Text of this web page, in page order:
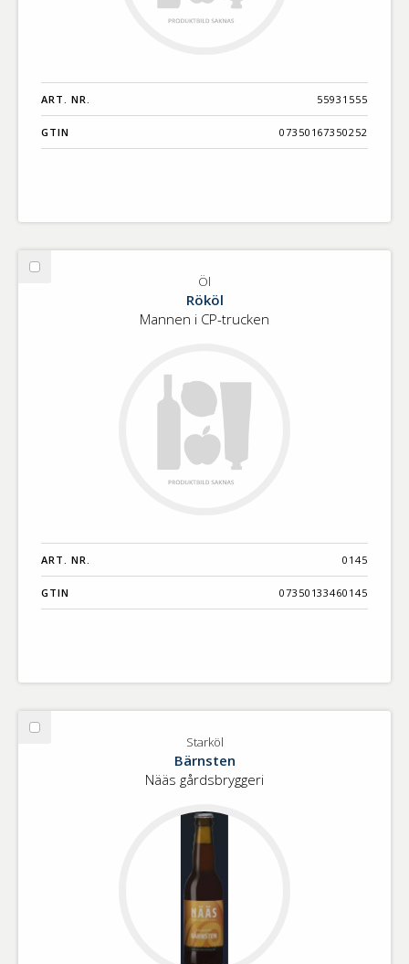
ART. NR. 55931555
GTIN 07350167350252
Välj
Öl
Rököl
Mannen i CP-trucken
ART. NR. 0145
GTIN 07350133460145
Välj
Starköl
Bärnsten
Nääs gårdsbryggeri